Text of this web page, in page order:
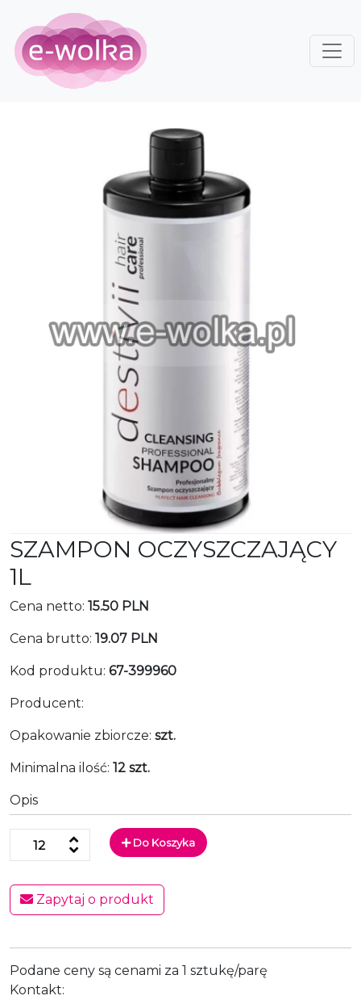
SZAMPON OCZYSZCZAJĄCY
1L
Cena netto: 15.50 PLN
Cena brutto: 19.07 PLN
Kod produktu: 67-399960
Producent:
Opakowanie zbiorcze: szt.
Minimalna ilość: 12 szt.
Opis
Do Koszyka
Zapytaj o produkt
Podane ceny są cenami za 1 sztukę/parę
Kontakt: